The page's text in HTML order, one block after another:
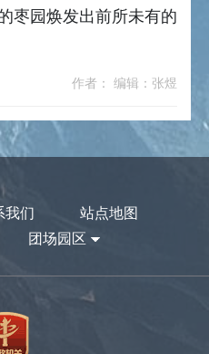
枣园焕发出前所未有的
作者： 编辑：张煜
我们
站点地图
团场园区